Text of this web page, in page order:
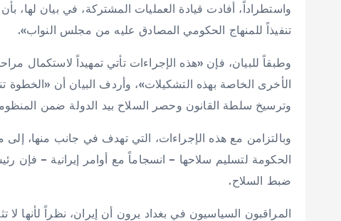
واستطراداً، أفادت قيادة العمليات المشتركة، في بيان لها،
تنفيذاً للمنهاج الحكومي المصادق عليه من مجلس النواب».
وطبقاً للبيان، فإن «هذه الإجراءات تأتي تمهيداً لاستكمال
الأخرى الخاصة بهذه التشكيلات»، وأردف البيان أن «الخطوة
وترسيخ سلطة القانون وحصر السلاح بيد الدولة ضمن
وبالتزامن مع هذه الإجراءات، التي تهدف في جانب منها،
الحكومة لتسليم سلاحها – انسجاماً مع أوامر إيرانية – فإن
ضبط السلاح.
المراقبون السياسيون في بغداد يرون أن إيران، نظراً